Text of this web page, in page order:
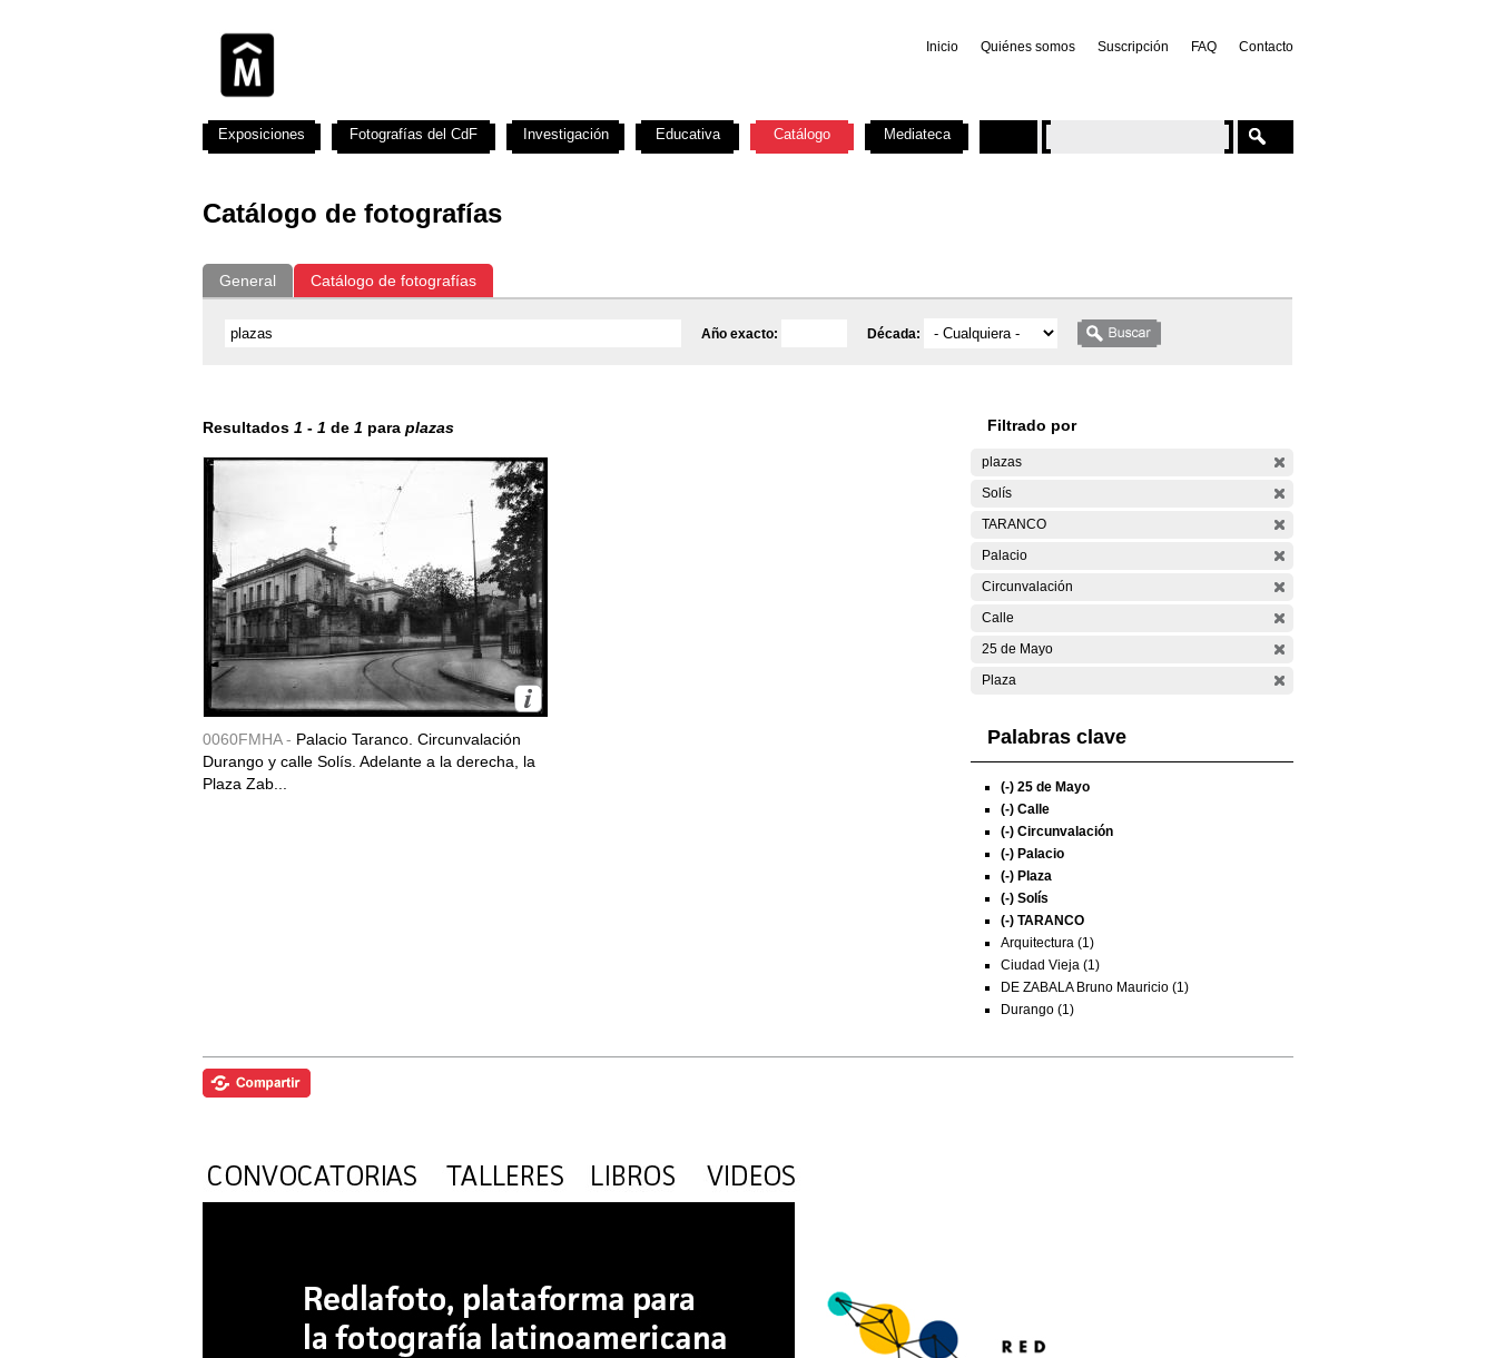
Inicio Quiénes somos Suscripción FAQ Contacto
Catálogo de fotografías
General Catálogo de fotografías
Año exacto: Década:
Resultados 1 - 1 de 1 para plazas
0060FMHA - Palacio Taranco. Circunvalación
Durango y calle Solís. Adelante a la derecha, la
Plaza Zab...
Filtrado por
plazas
Solís
TARANCO
Palacio
Circunvalación
Calle
25 de Mayo
Plaza
Palabras clave
(-) 25 de Mayo
(-) Calle
(-) Circunvalación
(-) Palacio
(-) Plaza
(-) Solís
(-) TARANCO
Arquitectura (1)
Ciudad Vieja (1)
DE ZABALA Bruno Mauricio (1)
Durango (1)
Exposiciones Fotografías del CdF Investigación Educativa Catálogo Mediateca